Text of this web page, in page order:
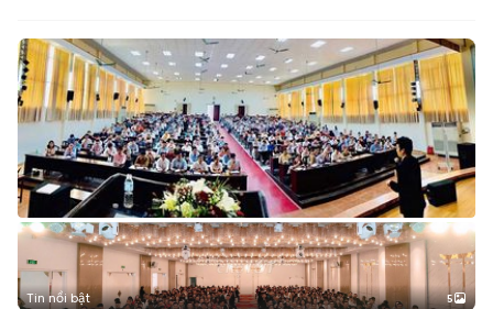
Tin nổi bật 5